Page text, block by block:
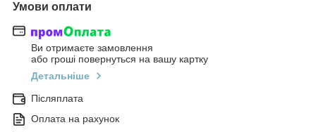
Умови оплати
Ви отримаєте замовлення
або гроші повернуться на вашу картку
Детальніше
Післяплата
Оплата на рахунок